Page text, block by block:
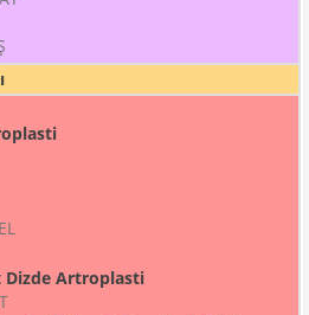
Dizde Artroplasti